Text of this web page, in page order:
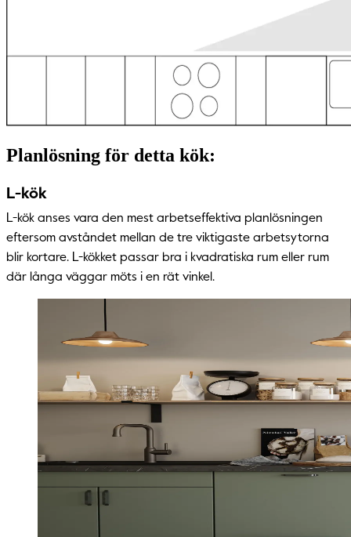
Planlösning för detta kök:
L-kök
L-kök anses vara den mest arbetseffektiva planlösningen
eftersom avståndet mellan de tre viktigaste arbetsytorna
blir kortare. L-kökket passar bra i kvadratiska rum eller rum
där långa väggar möts i en rät vinkel.